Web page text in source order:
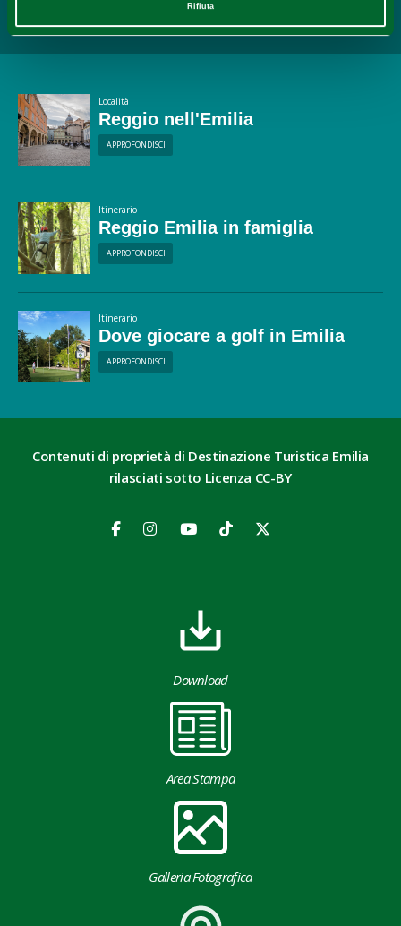
Rifiuta
Potrebbe interessarti...
Località
Reggio nell'Emilia
APPROFONDISCI
Itinerario
Reggio Emilia in famiglia
APPROFONDISCI
Itinerario
Dove giocare a golf in Emilia
APPROFONDISCI
Contenuti di proprietà di Destinazione Turistica Emilia
rilasciati sotto Licenza CC-BY
Download
Area Stampa
Galleria Fotografica